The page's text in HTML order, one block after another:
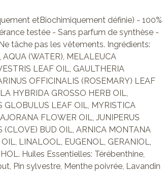
etBiochimiquement définie) - 100%
testée - Sans parfum de synthèse -
tâche pas les vêtements. Ingrédients:
(WATER), MELALEUCA
LEAF OIL, GAULTHERIA
OFFICINALIS (ROSEMARY) LEAF
HYBRIDA GROSSO HERB OIL,
GLOBULUS LEAF OIL, MYRISTICA
FLOWER OIL, JUNIPERUS
(CLOVE) BUD OIL, ARNICA MONTANA
LINALOOL, EUGENOL, GERANIOL,
Huiles Essentielles: Térébenthine,
Pin sylvestre, Menthe poivrée, Lavandin